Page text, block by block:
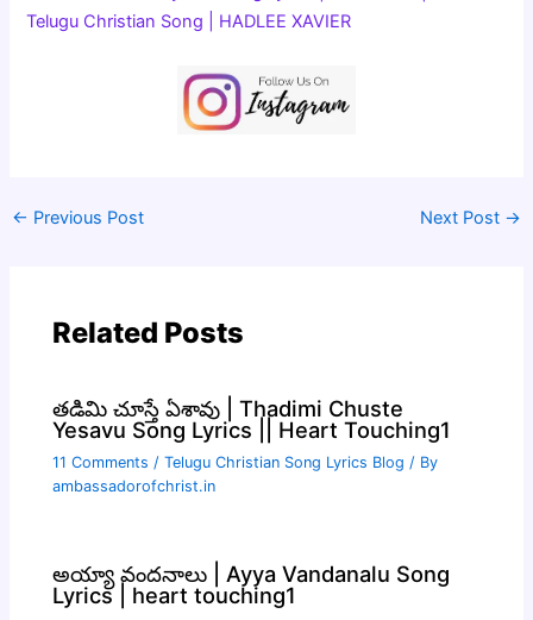
Telugu Christian Song | HADLEE XAVIER
← Previous Post Next Post →
Related Posts
తడిమి చూస్తే ఏశావు | Thadimi Chuste
Yesavu Song Lyrics || Heart Touching1
11 Comments /Telugu Christian Song Lyrics Blog / By
ambassadorofchrist.in
అయ్యా వందనాలు | Ayya Vandanalu Song
Lyrics | heart touching1